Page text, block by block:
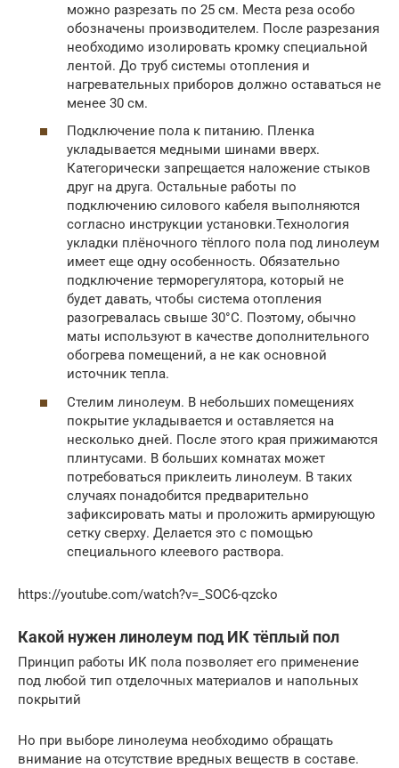
можно разрезать по 25 см. Места реза особо
обозначены производителем. После разрезания
необходимо изолировать кромку специальной
лентой. До труб системы отопления и
нагревательных приборов должно оставаться не
менее 30 см.
Подключение пола к питанию. Пленка
укладывается медными шинами вверх.
Категорически запрещается наложение стыков
друг на друга. Остальные работы по
подключению силового кабеля выполняются
согласно инструкции установки.Технология
укладки плёночного тёплого пола под линолеум
имеет еще одну особенность. Обязательно
подключение терморегулятора, который не
будет давать, чтобы система отопления
разогревалась свыше 30°С. Поэтому, обычно
маты используют в качестве дополнительного
обогрева помещений, а не как основной
источник тепла.
Стелим линолеум. В небольших помещениях
покрытие укладывается и оставляется на
несколько дней. После этого края прижимаются
плинтусами. В больших комнатах может
потребоваться приклеить линолеум. В таких
случаях понадобится предварительно
зафиксировать маты и проложить армирующую
сетку сверху. Делается это с помощью
специального клеевого раствора.
https://youtube.com/watch?v=_SOC6-qzcko
Какой нужен линолеум под ИК тёплый пол
Принцип работы ИК пола позволяет его применение
под любой тип отделочных материалов и напольных
покрытий
Но при выборе линолеума необходимо обращать
внимание на отсутствие вредных веществ в составе.